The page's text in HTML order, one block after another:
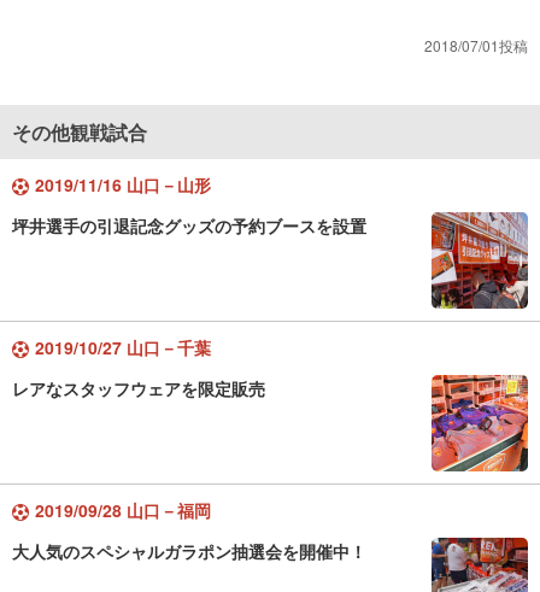
2018/07/01投稿
その他観戦試合
2019/11/16 山口－山形
坪井選手の引退記念グッズの予約ブースを設置
2019/10/27 山口－千葉
レアなスタッフウェアを限定販売
2019/09/28 山口－福岡
大人気のスペシャルガラポン抽選会を開催中！